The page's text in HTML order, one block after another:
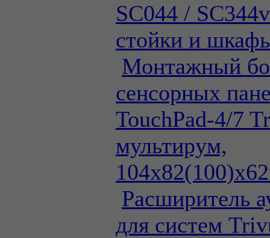
SC044 /
стойки и
Монтажный
сенсорных
TouchPad-4/7
мультирум,
Расширитель
для систем